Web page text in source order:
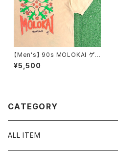
【Men's】 90s MOLOKAI ゲッ
コー イラスト Tシャツ / アメリ
カ製 USA製 90年代 ティーシャ
¥5,500
CATEGORY
ALL ITEM